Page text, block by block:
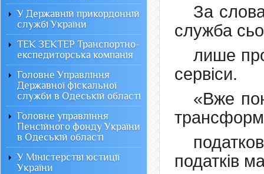
За
служба
лише
сервіси.
«Вже
податків
У Державній прикордонній
службі України
ТЕК ЗЕКТЕР Транспортно-
експедиторська компанія
Головне Управління
Державної фіскальної
служби в Одеській області
Головне управління
Пенсійного фонду України
в Одеській області
У Міністерстві юстиції
України